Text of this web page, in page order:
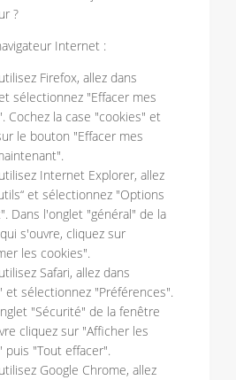
?
Internet :
Firefox, allez dans
sélectionnez "Effacer mes
Cochez la case "cookies" et
le bouton "Effacer mes
Internet Explorer, allez
et sélectionnez "Options
Dans l'onglet "général" de la
s'ouvre, cliquez sur
les cookies".
Safari, allez dans
et sélectionnez "Préférences".
"Sécurité" de la fenêtre
cliquez sur "Afficher les
puis "Tout effacer".
Google Chrome, allez